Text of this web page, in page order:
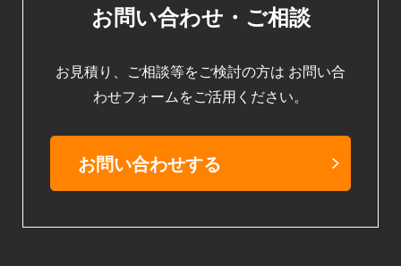
お問い合わせ・ご相談
お見積り、ご相談等をご検討の方は お問い合
わせフォームをご活用ください。
お問い合わせする